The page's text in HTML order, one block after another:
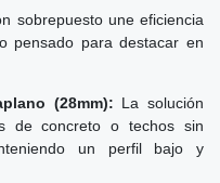
sobrepuesto une eficiencia
pensado para destacar en
(28mm): La solución
de concreto o techos sin
un perfil bajo y